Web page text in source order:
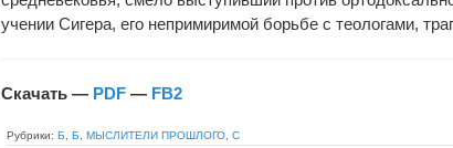
учении Сигера, его непримиримой борьбе с теологами,
Скачать — PDF — FB2
Рубрики: Б Б МЫСЛИТЕЛИ ПРОШЛОГО С